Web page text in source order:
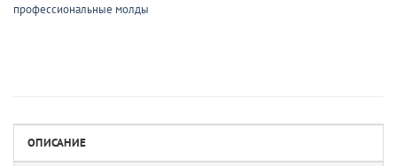
профессиональные молды
ОПИСАНИЕ